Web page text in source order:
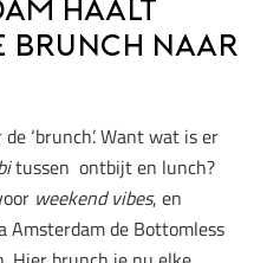
haalt
brunch naar
‘brunch’. Want wat is er
tussen ontbijt en lunch?
weekend vibes, en
Amsterdam de Bottomless